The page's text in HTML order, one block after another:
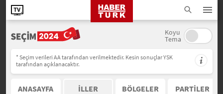
Koyu
Tema
* Seçim verileri AA tarafından verilmektedir. Kesin sonuçlar YSK
tarafından açıklanacaktır.
ANASAYFA İLLER BÖLGELER PARTİLER